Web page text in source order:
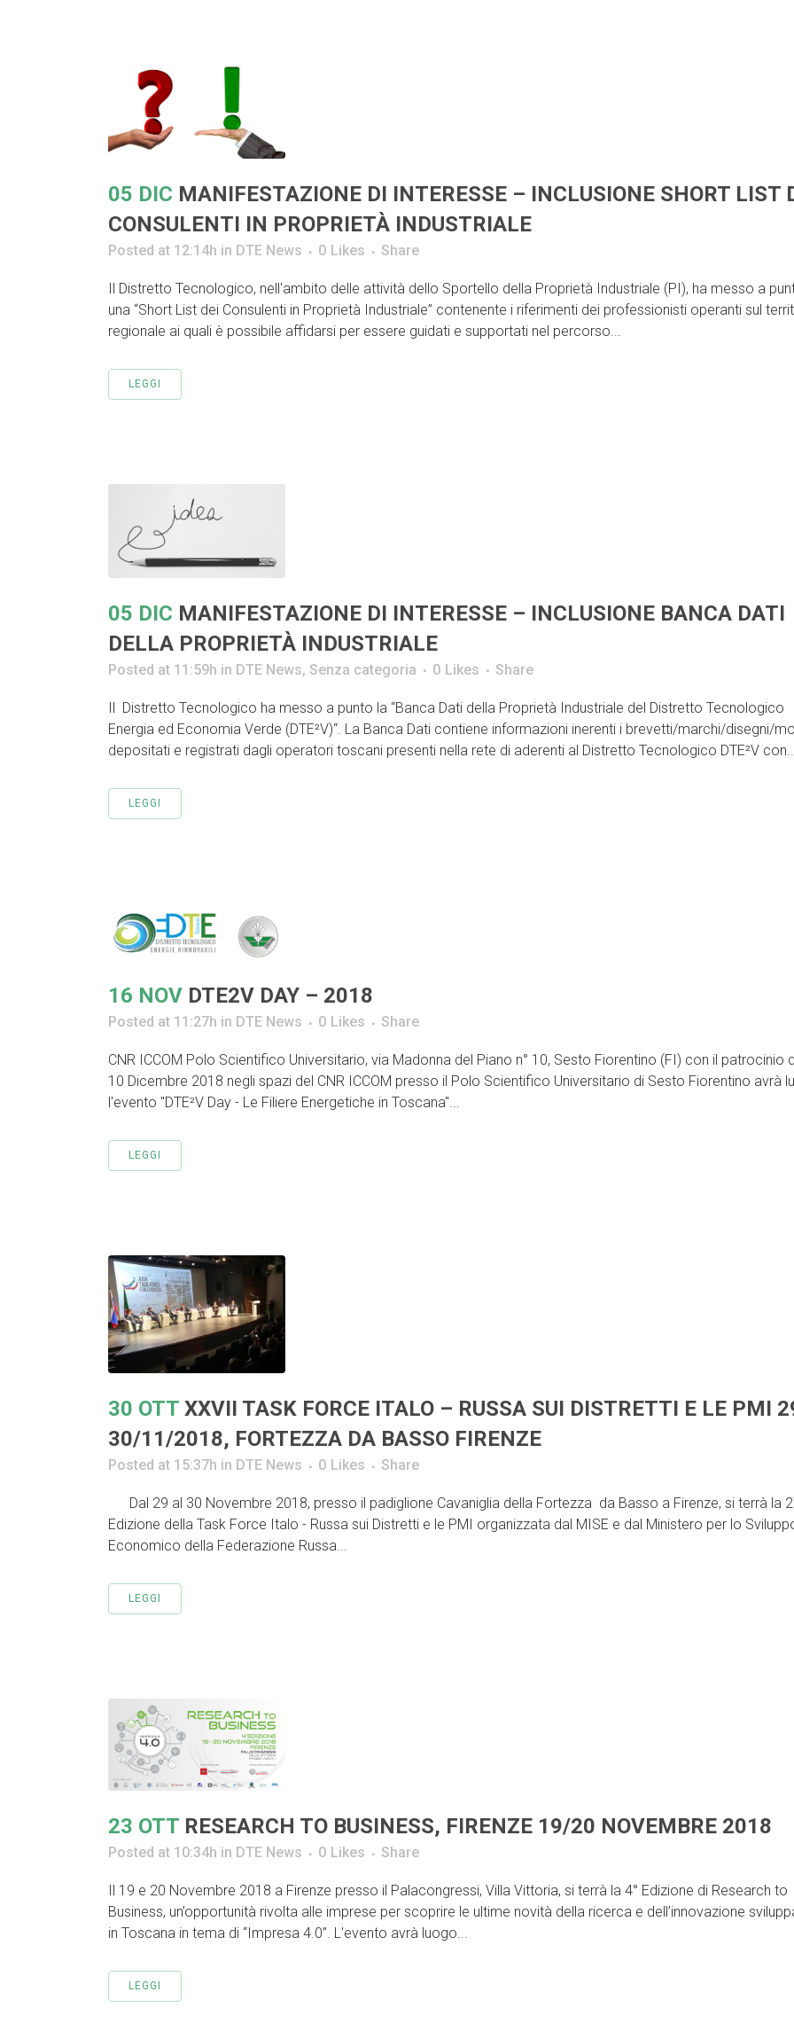
05 DIC MANIFESTAZIONE DI INTERESSE – INCLUSIONE SHORT LIST
CONSULENTI IN PROPRIETÀ INDUSTRIALE
Posted at 12:14h in DTE News 0 Likes Share
Il Distretto Tecnologico, nell'ambito delle attività dello Sportello della Proprietà Industriale (PI), ha messo a
una “Short List dei Consulenti in Proprietà Industriale” contenente i riferimenti dei professionisti operanti sul
regionale ai quali è possibile affidarsi per essere guidati e supportati nel percorso...
LEGGI
05 DIC MANIFESTAZIONE DI INTERESSE – INCLUSIONE BANCA DATI
DELLA PROPRIETÀ INDUSTRIALE
Posted at 11:59h in DTE News, Senza categoria 0 Likes Share
Il Distretto Tecnologico ha messo a punto la “Banca Dati della Proprietà Industriale del Distretto Tecnologico
Energia ed Economia Verde (DTE²V)“. La Banca Dati contiene informazioni inerenti i brevetti/marchi/disegni/
depositati e registrati dagli operatori toscani presenti nella rete di aderenti al Distretto Tecnologico DTE²V
LEGGI
16 NOV DTE2V DAY – 2018
Posted at 11:27h in DTE News 0 Likes Share
CNR ICCOM Polo Scientifico Universitario, via Madonna del Piano n° 10, Sesto Fiorentino (FI) con il patrocinio
10 Dicembre 2018 negli spazi del CNR ICCOM presso il Polo Scientifico Universitario di Sesto Fiorentino avrà
l'evento "DTE²V Day - Le Filiere Energetiche in Toscana"...
LEGGI
30 OTT XXVII TASK FORCE ITALO – RUSSA SUI DISTRETTI E LE PMI
30/11/2018, FORTEZZA DA BASSO FIRENZE
Posted at 15:37h in DTE News 0 Likes Share
Dal 29 al 30 Novembre 2018, presso il padiglione Cavaniglia della Fortezza da Basso a Firenze, si terrà la
Edizione della Task Force Italo - Russa sui Distretti e le PMI organizzata dal MISE e dal Ministero per lo
Economico della Federazione Russa...
LEGGI
23 OTT RESEARCH TO BUSINESS, FIRENZE 19/20 NOVEMBRE 2018
Posted at 10:34h in DTE News 0 Likes Share
Il 19 e 20 Novembre 2018 a Firenze presso il Palacongressi, Villa Vittoria, si terrà la 4° Edizione di Research to
Business, un’opportunità rivolta alle imprese per scoprire le ultime novità della ricerca e dell’innovazione
in Toscana in tema di “Impresa 4.0”. L'evento avrà luogo...
LEGGI